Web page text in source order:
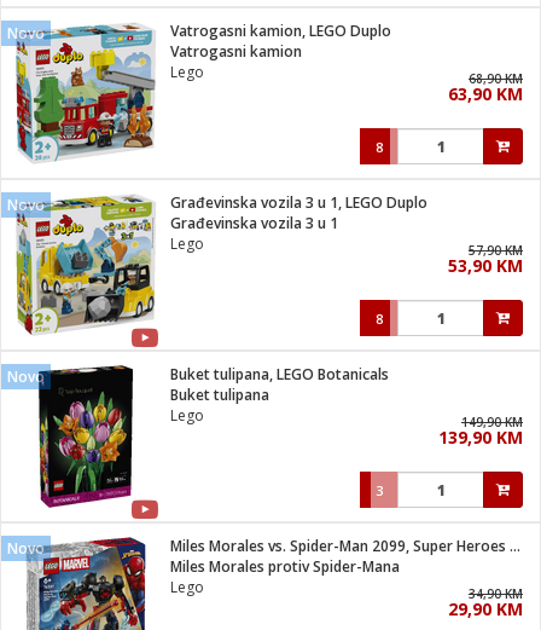
aparati
mesa
kafu
program
materijal
i oprema
gorivo
100
brave
Novo
Vatrogasni kamion, LEGO Duplo
Vatrogasni kamion
Lego
68,90 KM
63,90 KM
8
Novo
Građevinska vozila 3 u 1, LEGO Duplo
Građevinska vozila 3 u 1
Lego
57,90 KM
53,90 KM
8
Novo
Buket tulipana, LEGO Botanicals
Buket tulipana
Lego
149,90 KM
139,90 KM
3
Novo
Miles Morales vs. Spider-Man 2099, Super Heroes Marvel
Miles Morales protiv Spider-Mana
Lego
34,90 KM
29,90 KM